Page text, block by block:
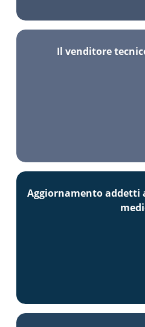
Il venditore
Aggiornamento addetti